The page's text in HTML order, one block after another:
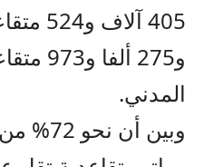
405
و275
المدني.
وبين